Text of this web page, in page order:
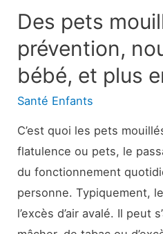
Des pets
prévention,
bébé, et plus
Santé Enfants
C’est quoi les pets
flatulence ou pets, le
du fonctionnement
personne. Typiquement,
l’excès d’air avalé. Il peut